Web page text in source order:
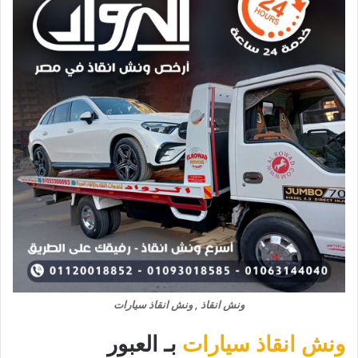
ونش انقاذ , ونش انقاذ سيارات
ونش انقاذ سيارات بـ العبور